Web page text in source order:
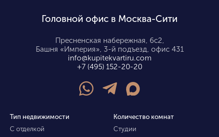
Головной офис в Москва-Сити
Пресненская набережная, 6с2,
Башня «Империя», 3-й подъезд, офис 431
info@kupitekvartiru.com
+7 (495) 152-20-20
Тип недвижимости
С отделкой
Количество комнат
Студии